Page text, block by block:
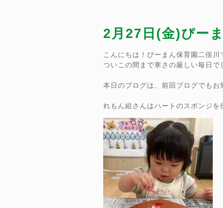
2月27日(金)ぴー
こんにちは！ぴーまん保育園二俣川
ついこの間まで寒さの厳しい毎日
本日のブログは、前回ブログでも
れもん組さんはハートのスポンジ